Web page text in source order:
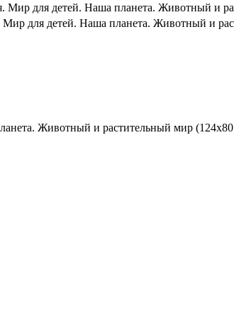
Мир для детей. Наша планета. Животный и
Мир для детей. Наша планета. Животный и
Животный и растительный мир